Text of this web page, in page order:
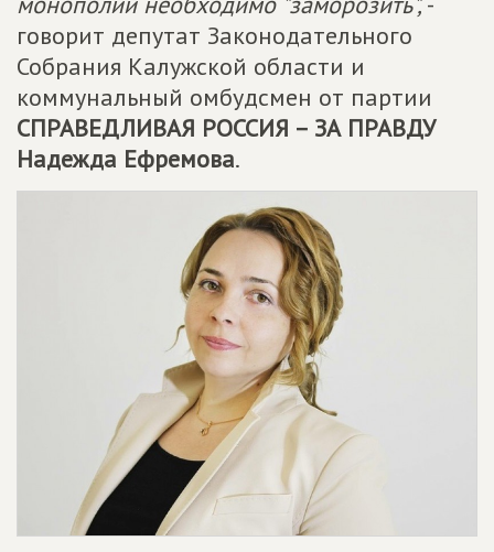
говорит депутат Законодательного
Собрания Калужской области и
коммунальный омбудсмен от партии
СПРАВЕДЛИВАЯ РОССИЯ – ЗА ПРАВДУ
Надежда Ефремова.